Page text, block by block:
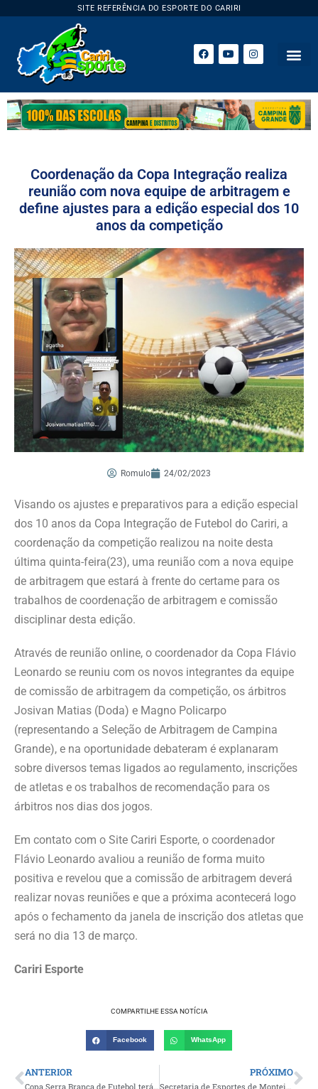
SITE REFERÊNCIA DO ESPORTE DO CARIRI
Coordenação da Copa Integração realiza
reunião com nova equipe de arbitragem e
define ajustes para a edição especial dos 10
anos da competição
Romulo 24/02/2023
Visando os ajustes e preparativos para a edição especial
dos 10 anos da Copa Integração de Futebol do Cariri, a
coordenação da competição realizou na noite desta
última quinta-feira(23), uma reunião com a nova equipe
de arbitragem que estará à frente do certame para os
trabalhos de coordenação de arbitragem e comissão
disciplinar desta edição.
Através de reunião online, o coordenador da Copa Flávio
Leonardo se reuniu com os novos integrantes da equipe
de comissão de arbitragem da competição, os árbitros
Josivan Matias (Doda) e Magno Policarpo
(representando a Seleção de Arbitragem de Campina
Grande), e na oportunidade debateram é explanaram
sobre diversos temas ligados ao regulamento, inscrições
de atletas e os trabalhos de recomendação para os
árbitros nos dias dos jogos.
Em contato com o Site Cariri Esporte, o coordenador
Flávio Leonardo avaliou a reunião de forma muito
positiva e revelou que a comissão de arbitragem deverá
realizar novas reuniões e que a próxima acontecerá logo
após o fechamento da janela de inscrição dos atletas que
será no dia 13 de março.
Cariri Esporte
COMPARTILHE ESSA NOTÍCIA
Facebook WhatsApp
ANTERIOR PRÓXIMO